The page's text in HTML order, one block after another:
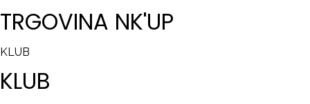
TRGOVINA NK'UP
KLUB
KLUB